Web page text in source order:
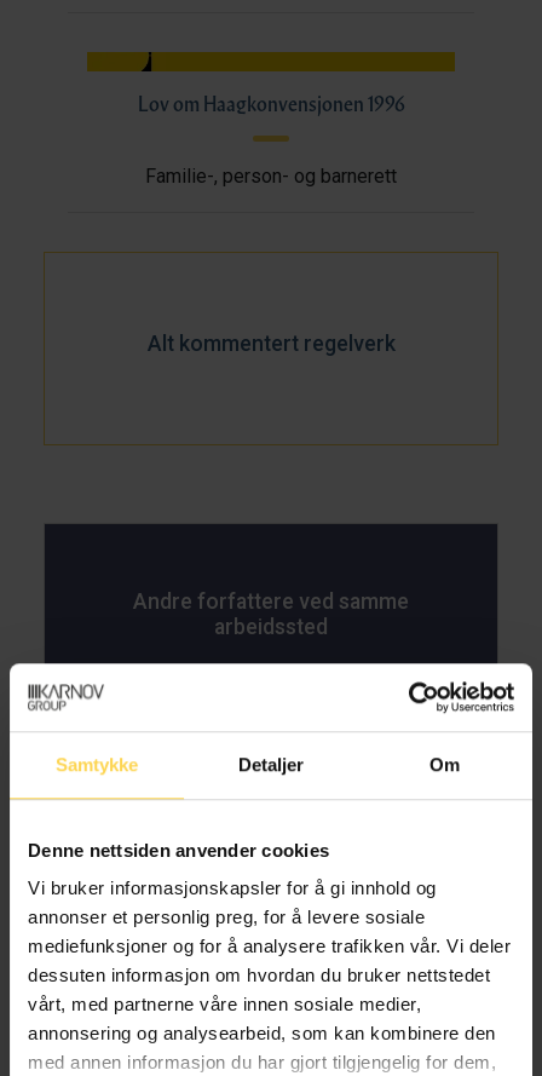
Samtykke Detaljer Om
Denne nettsiden anvender cookies
Vi bruker informasjonskapsler for å gi innhold og
annonser et personlig preg, for å levere sosiale
mediefunksjoner og for å analysere trafikken vår. Vi deler
dessuten informasjon om hvordan du bruker nettstedet
vårt, med partnerne våre innen sosiale medier,
annonsering og analysearbeid, som kan kombinere den
med annen informasjon du har gjort tilgjengelig for dem,
Lov om Haagkonvensjonen 1996
Familie-, person- og barnerett
Alt kommentert regelverk
Andre forfattere ved samme
arbeidssted
Kenneth Adale Baklund
Spesialrådgiver, Justis- og
beredskapsdepartementet
Eva Grotnæss Barnholdt